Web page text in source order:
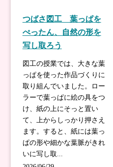
つばさ図工 葉っぱを
ぺったん、自然の形を
写し取ろう
図工の授業では、大きな葉
っぱを使った作品づくりに
取り組んでいました。ロー
ラーで葉っぱに絵の具をつ
け、紙の上にそっと置い
て、上からしっかり押さえ
ます。すると、紙には葉っ
ぱの形や細かな葉脈がきれ
いに写し取...